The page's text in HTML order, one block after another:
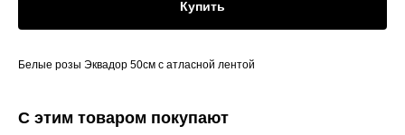
Купить
Белые розы Эквадор 50см с атласной лентой
С этим товаром покупают